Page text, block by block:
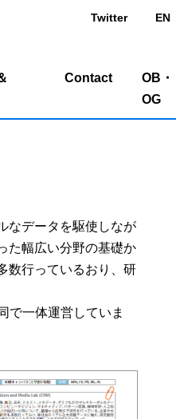
Twitter EN
Contact
OB・
OG
なデータを駆使しなが
た幅広い分野の基礎か
数行っているおり、研
で一体運営していま